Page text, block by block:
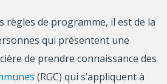
règles de programme, il est de la
qui présentent une
de prendre connaissance des
(RGC) qui s’appliquent à